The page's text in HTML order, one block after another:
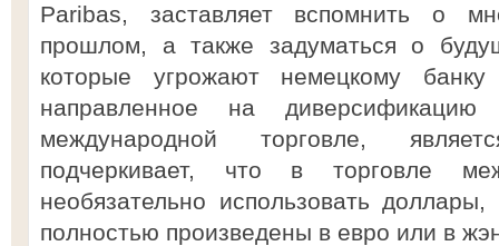
Paribas, заставляет вспомнить о
прошлом, а также задуматься о
которые угрожают немецкому
направленное на
международной торговле,
подчеркивает, что в торговле
необязательно использовать
полностью произведены в евро или в